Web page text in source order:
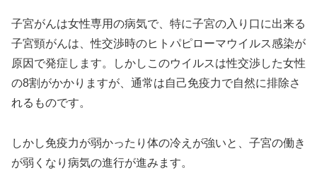
子宮がんは女性専用の病気で、特に子宮の入り口に出来る
子宮頸がんは、性交渉時のヒトパピローマウイルス感染が
原因で発症します。しかしこのウイルスは性交渉した女性
の8割がかかりますが、通常は自己免疫力で自然に排除さ
れるものです。
しかし免疫力が弱かったり体の冷えが強いと、子宮の働き
が弱くなり病気の進行が進みます。